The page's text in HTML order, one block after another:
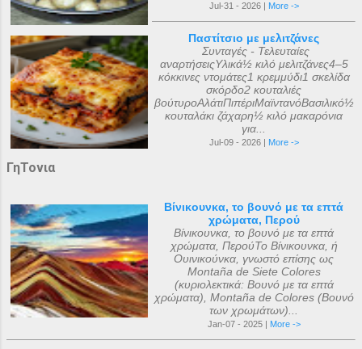
Jul-31 - 2026 | More ->
Παστίτσιο με μελιτζάνες
Συνταγές - Τελευταίες
αναρτήσειςΥλικά½ κιλό μελιτζάνες4–5
κόκκινες ντομάτες1 κρεμμύδι1 σκελίδα
σκόρδο2 κουταλιές
βούτυροΑλάτιΠιπέριΜαϊντανόΒασιλικό½
κουταλάκι ζάχαρη½ κιλό μακαρόνια
για...
Jul-09 - 2026 | More ->
ΓηΤονια
Βίνικουνκα, το βουνό με τα επτά
χρώματα, Περού
Βίνικουνκα, το βουνό με τα επτά
χρώματα, ΠερούΤο Βίνικουνκα, ή
Ουινικούνκα, γνωστό επίσης ως
Montaña de Siete Colores
(κυριολεκτικά: Βουνό με τα επτά
χρώματα), Montaña de Colores (Βουνό
των χρωμάτων)...
Jan-07 - 2025 | More ->